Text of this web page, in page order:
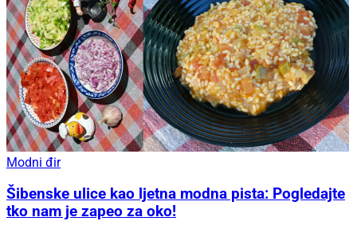
Modni đir
Šibenske ulice kao ljetna modna pista: Pogledajte
tko nam je zapeo za oko!